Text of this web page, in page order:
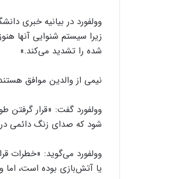
وولفورد در بیانیه خبری
زیرا سیستم شنوایی آنها
شده را تشدید می‌کند.»
نیمی از والدین موافق
وولفورد گفت: «قرار
شود که صدای زنگ دائمی
وولفورد می‌گوید: «خطرات
یا آتش‌بازی بوده است،